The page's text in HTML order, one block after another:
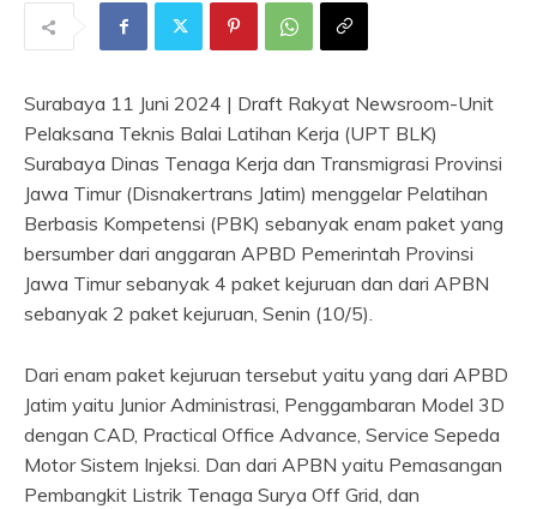
Surabaya 11 Juni 2024 | Draft Rakyat Newsroom-Unit
Pelaksana Teknis Balai Latihan Kerja (UPT BLK)
Surabaya Dinas Tenaga Kerja dan Transmigrasi Provinsi
Jawa Timur (Disnakertrans Jatim) menggelar Pelatihan
Berbasis Kompetensi (PBK) sebanyak enam paket yang
bersumber dari anggaran APBD Pemerintah Provinsi
Jawa Timur sebanyak 4 paket kejuruan dan dari APBN
sebanyak 2 paket kejuruan, Senin (10/5).
Dari enam paket kejuruan tersebut yaitu yang dari APBD
Jatim yaitu Junior Administrasi, Penggambaran Model 3D
dengan CAD, Practical Office Advance, Service Sepeda
Motor Sistem Injeksi. Dan dari APBN yaitu Pemasangan
Pembangkit Listrik Tenaga Surya Off Grid, dan